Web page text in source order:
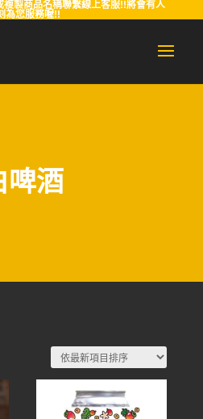
複製商品名稱聯繫線上客服!!將會有人
為您服務喔!!
啤酒